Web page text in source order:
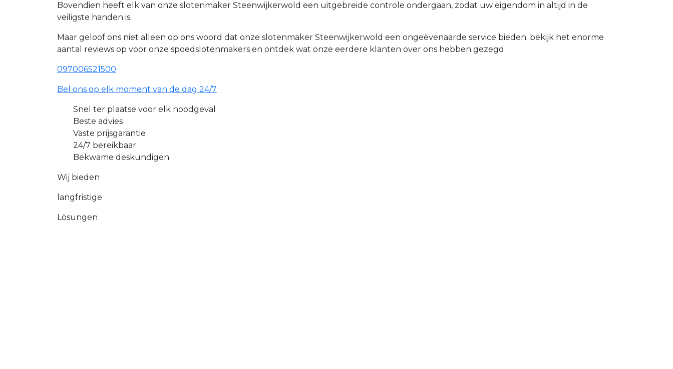
Bovendien heeft elk van onze slotenmaker Steenwijkerwold een uitgebreide controle ondergaan, zodat uw eigendom in altijd in de
veiligste handen is.
Maar geloof ons niet alleen op ons woord dat onze slotenmaker Steenwijkerwold een ongeëvenaarde service bieden; bekijk het enorme
aantal reviews op voor onze spoedslotenmakers en ontdek wat onze eerdere klanten over ons hebben gezegd.
097006521500
Bel ons op elk moment van de dag 24/7
Snel ter plaatse voor elk noodgeval
Beste advies
Vaste prijsgarantie
24/7 bereikbaar
Bekwame deskundigen
Wij bieden
langfristige
Lösungen